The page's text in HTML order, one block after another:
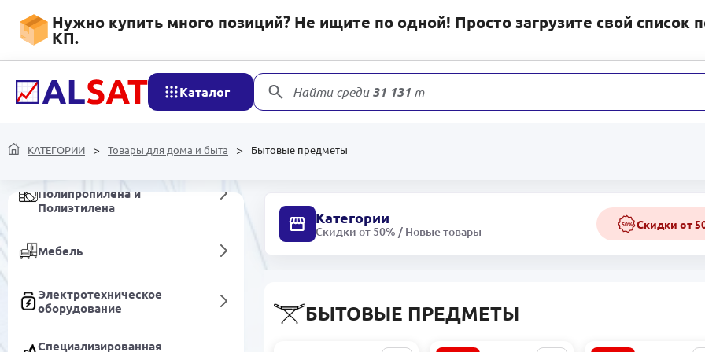
Нужно купить много позиций? Не ищите по одной! Просто загрузите свой список
КП.
Каталог Найти среди31 131 товаров
КАТЕГОРИИ Товары для дома и быта Бытовые предметы
Мобильные устройства и
аксессуары
Сетевые устройства и
видеонаблюдение
Продукция из
Полипропилена и
Полиэтилена
Мебель
Электротехническое
оборудование
Специализированная
Категории
Скидки от 50% / Новые товары
50% Скидки от
БЫТОВЫЕ ПРЕДМЕТЫ